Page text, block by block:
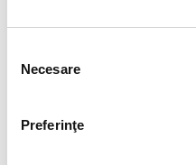
consimțământului
Necesare
Preferinţe